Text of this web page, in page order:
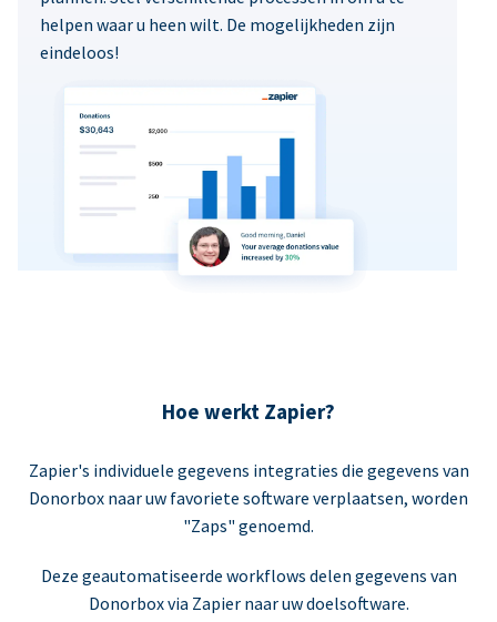
helpen waar u heen wilt. De mogelijkheden zijn
eindeloos!
Hoe werkt Zapier?
Zapier's individuele gegevens integraties die gegevens van
Donorbox naar uw favoriete software verplaatsen, worden
"Zaps" genoemd.
Deze geautomatiseerde workflows delen gegevens van
Donorbox via Zapier naar uw doelsoftware.